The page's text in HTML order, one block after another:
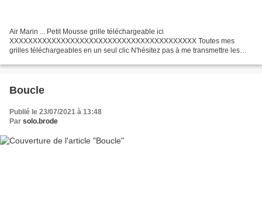
Air Marin ... Petit Mousse grille téléchargeable ici
XXXXXXXXXXXXXXXXXXXXXXXXXXXXXXXXXXXXXXXX Toutes mes
grilles téléchargeables en un seul clic N'hésitez pas à me transmettre les
XXXXXXXXXXXXXXXXXXXXXXXXXXXXXX...
Boucle
Publié le 23/07/2021 à 13:48
Par solo.brode